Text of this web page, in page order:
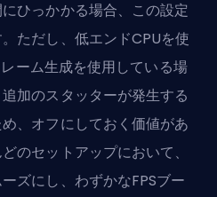
ひっかかる場合、この設定
ただし、低エンドCPUを使
ーム生成を使用している場
加のスタッターが発生する
、オフにしておく価値があ
のセットアップにおいて、
ズにし、わずかなFPSブー